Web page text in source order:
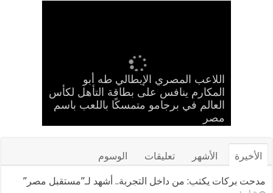
اللاعب المصري الإيطالي طه أبو
المكارم ينافس على بطاقة التأهل لكأس
العالم في برجامو متمسكًا باللعب باسم
مصر
مدحت بركات يستقبل الشيخ كامل مطر
في لقاء ودي حاشد بمنشية القناطر
بحضور قيادات القبائل والعائلات
المصرية
بالعلم المصري.. طه أبو المكارم يحسم
مواجهته الـ 66 في مسيرته بالتعادل أمام
بطل إيران
إسلام حشاد وإبراهيم حشاد يخطفان
الأنظار بتصميم عالمي ارتدته سلمى
عادل في مهرجان كان
حضانة «اقرأ النموذجية بجزيرة
شطورة» تحتفل بتخريج الدفعة الـ11
من براعم المستقبل
الأخيرة الأشهر تعليقات الوسوم
مدحت بركات يكتب: من داخل التجربة.. أشهد لـ”مستقبل مصر”